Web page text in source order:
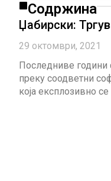
Содржина
Џабирски:
29 октомври, 2021
Последниве години
преку соодветни
која експлозивно